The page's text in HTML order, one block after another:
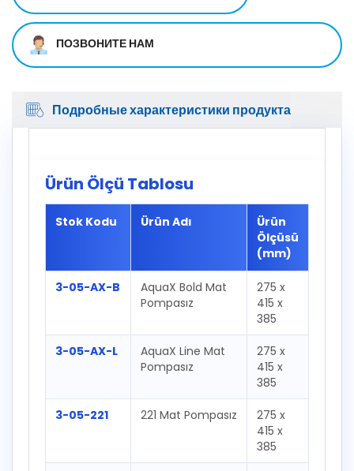
ПОЗВОНИТЕ НАМ
Подробные характеристики продукта
Ürün Ölçü Tablosu
Stok Kodu Ürün Adı
Ürün
Ölçüsü
(mm)
3-05-AX-B
AquaX Bold Mat
Pompasız
275 x
415 x
385
3-05-AX-L
AquaX Line Mat
Pompasız
275 x
415 x
385
3-05-221 221 Mat Pompasız
275 x
415 x
385